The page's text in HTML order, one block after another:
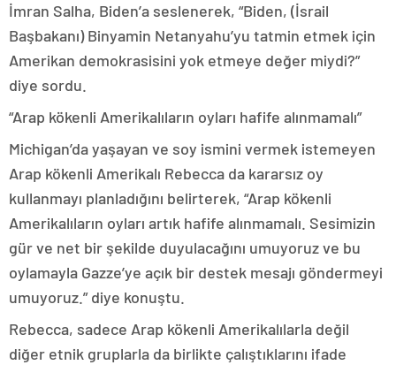
İmran Salha, Biden’a seslenerek, “Biden, (İsrail
Başbakanı) Binyamin Netanyahu’yu tatmin etmek için
Amerikan demokrasisini yok etmeye değer miydi?”
diye sordu.
“Arap kökenli Amerikalıların oyları hafife alınmamalı”
Michigan’da yaşayan ve soy ismini vermek istemeyen
Arap kökenli Amerikalı Rebecca da kararsız oy
kullanmayı planladığını belirterek, “Arap kökenli
Amerikalıların oyları artık hafife alınmamalı. Sesimizin
gür ve net bir şekilde duyulacağını umuyoruz ve bu
oylamayla Gazze’ye açık bir destek mesajı göndermeyi
umuyoruz.” diye konuştu.
Rebecca, sadece Arap kökenli Amerikalılarla değil
diğer etnik gruplarla da birlikte çalıştıklarını ifade